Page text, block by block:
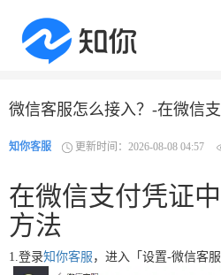
微信客服怎么接入？-在微信
知你客服 更新时间：2026-08-08 04:57
在微信支付凭证
方法
1.登录知你客服 ，进入「设置-微信客